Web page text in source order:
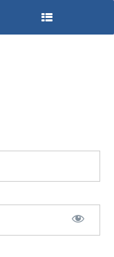
Analisi